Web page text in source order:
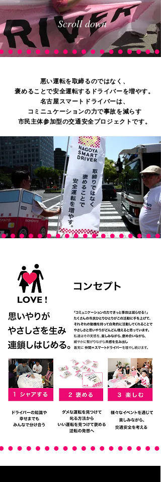
悪い運転を取締るのではなく、
褒めることで安全運転するドライバーを増やす。
名古屋スマートドライバーは、
コミニュケーションの力で事故を減らす
市民主体参加型の交通安全プロジェクトです。
Scroll down